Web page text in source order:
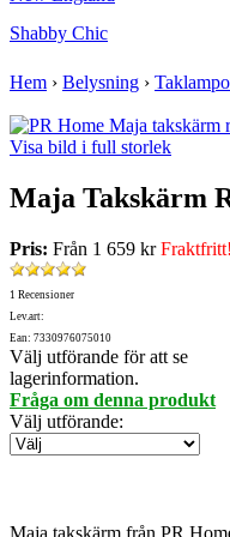
Shabby Chic
Hem › Belysning ›
Visa bild i full storlek
Maja Takskärm
Pris: Från 1 659 krFraktfritt!
1 Recensioner
Lev.art:
Ean: 7330976075010
Välj utförande för att se
lagerinformation.
Fråga om denna produkt
Välj utförande: